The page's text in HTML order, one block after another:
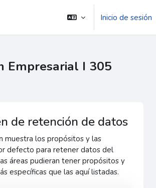
Inicio de sesión
Empresarial I 305
de retención de datos
muestra los propósitos y las
defecto para retener datos del
áreas pudieran tener propósitos y
específicas que las aquí listadas.